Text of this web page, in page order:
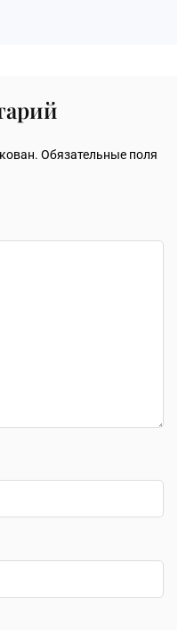
Обязательные поля